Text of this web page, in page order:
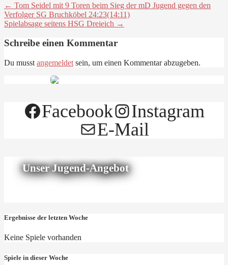
← Tom Seidel mit 9 Toren beim Sieg der mD Jugend gegen den
Verfolger SG Bruchköbel 24:23(14:11)
Spielabsage seitens HSG Dreieich →
Schreibe einen Kommentar
Du musst angemeldet sein, um einen Kommentar abzugeben.
Facebook
Instagram
E-Mail
Unser Jugend-Angebot
Ergebnisse der letzten Woche
Keine Spiele vorhanden
Spiele in dieser Woche